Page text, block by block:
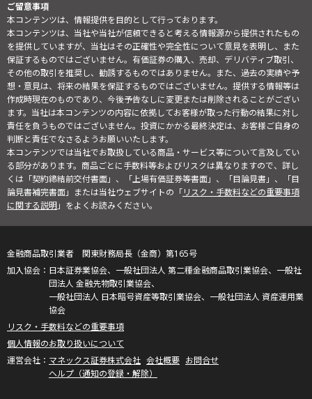
ご留意事項
本コンテンツは、情報提供を目的として行っております。
本コンテンツは、当社や当社が信頼できると考える情報源から提供されたもの
を提供していますが、当社はその正確性や完全性について意見を表明し、また
保証するものではございません。有価証券の購入、売却、デリバティブ取引、
その他の取引を推奨し、勧誘するものではありません。また、過去の実績や予
想・意見は、将来の結果を保証するものではございません。提供する情報等は
作成時現在のものであり、今後予告なしに変更または削除されることがござい
ます。当社は本コンテンツの内容に依拠してお客様が取った行動の結果に対し
責任を負うものではございません。投資にかかる最終決定は、お客様ご自身の
判断と責任でなさるようお願いいたします。
本コンテンツでは当社でお取扱している商品・サービス等について言及してい
る部分があります。商品ごとに手数料等およびリスクは異なりますので、詳し
くは「契約締結前交付書面」、「上場有価証券等書面」、「目論見書」、「目
論見書補完書面」または当社ウェブサイトの「リスク・手数料などの重要事項
に関する説明」をよくお読みください。
金融商品取引業者 関東財務局長（金商）第165号
日本証券業協会、一般社団法人 第二種金融商品取引業協会、一般社
団法人 金融先物取引業協会、
一般社団法人 日本暗号資産等取引業協会、一般社団法人 資産運用業
協会
リスク・手数料などの重要事項
個人情報のお取り扱いについて
マネックス証券株式会社 会社概要 お問合せ
ヘルプ（通知の登録・解除）